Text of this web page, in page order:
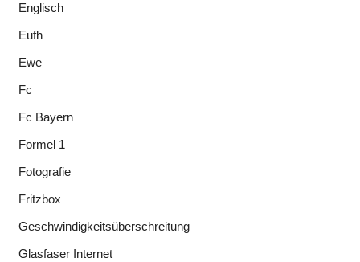
Englisch
Eufh
Ewe
Fc
Fc Bayern
Formel 1
Fotografie
Fritzbox
Geschwindigkeitsüberschreitung
Glasfaser Internet